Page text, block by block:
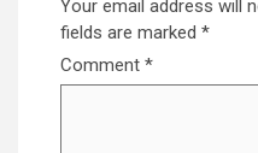
Your email address will
fields are marked *
Comment *